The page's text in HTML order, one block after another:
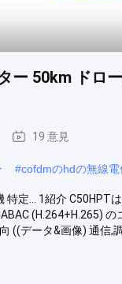
ー 50km ドロ
19 意見
#cofdmのhdの無線電
定... 1紹介 C50HPT
(H.264+H.265)
((データ&画像) 通信,調